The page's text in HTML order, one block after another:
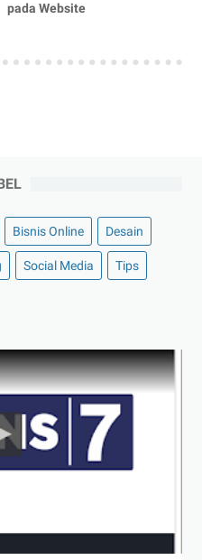
pada Website
Bisnis Online Desain
Social Media Tips